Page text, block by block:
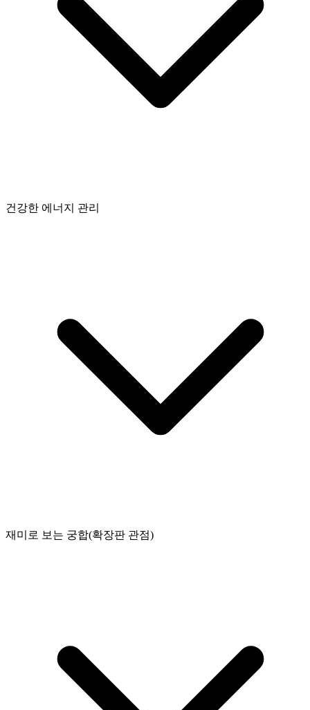
건강한 에너지 관리
재미로 보는 궁합(확장판 관점)